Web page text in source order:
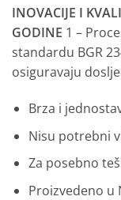
INOVACIJE I
GODINE 1 –
standardu BGR
osiguravaju
Brza i
Nisu potrebni
Za posebno
Proizvedeno u